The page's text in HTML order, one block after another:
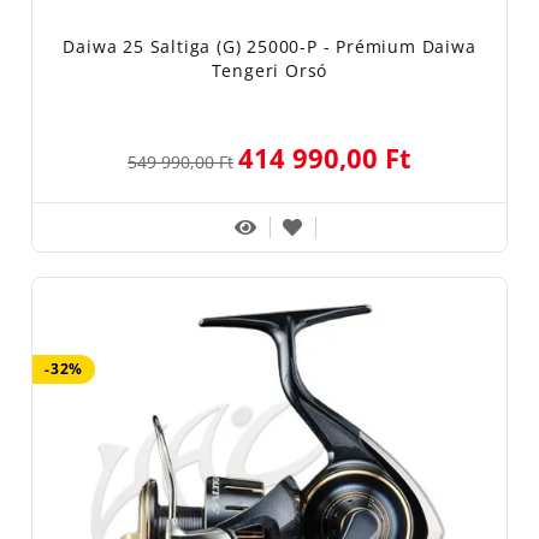
Daiwa 25 Saltiga (G) 25000-P - Prémium Daiwa
Tengeri Orsó
549 990,00 Ft 414 990,00 Ft
-32%